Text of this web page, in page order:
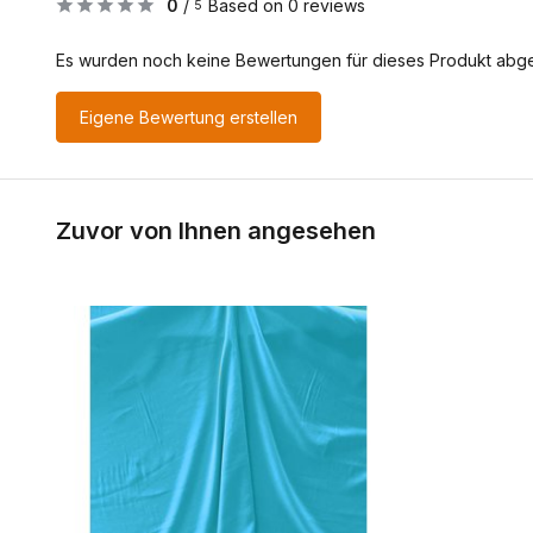
0 / 5 Based on 0 reviews
Es wurden noch keine Bewertungen für dieses Produkt
Eigene Bewertung erstellen
Zuvor von Ihnen angesehen